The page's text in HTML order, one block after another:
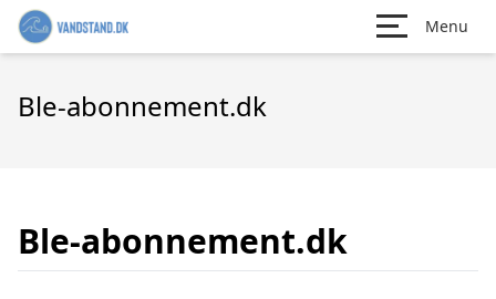
Menu
Ble-abonnement.dk
Ble-abonnement.dk